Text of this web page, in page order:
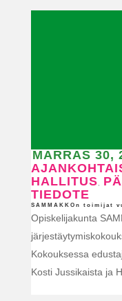
SAMMAKKOn toimijat
MARRAS 30,
HALLITUS
TIEDOTE
Opiskelijakunta
Kokouksessa
Kosti Jussikaista ja